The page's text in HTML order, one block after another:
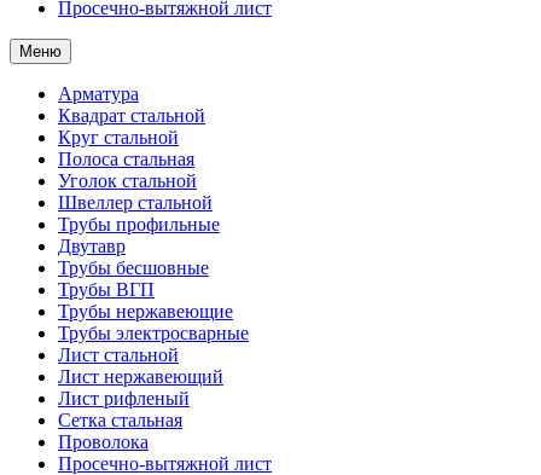
Просечно-вытяжной лист
Меню
Арматура
Квадрат стальной
Круг стальной
Полоса стальная
Уголок стальной
Швеллер стальной
Трубы профильные
Двутавр
Трубы бесшовные
Трубы ВГП
Трубы нержавеющие
Трубы электросварные
Лист стальной
Лист нержавеющий
Лист рифленый
Сетка стальная
Проволока
Просечно-вытяжной лист